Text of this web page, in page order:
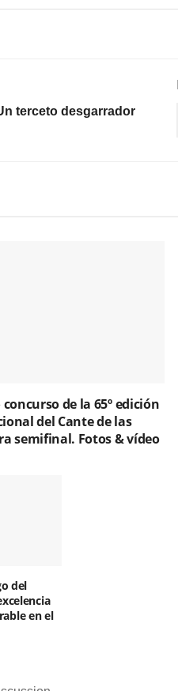
terceto desgarrador
de la 65º edición
del Cante de las
semifinal. Fotos & vídeo
del
en el